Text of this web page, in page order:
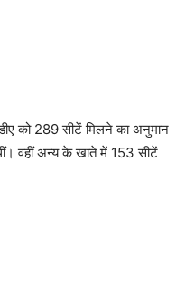
को 289 सीटें मिलने का अनुमान
वहीं अन्य के खाते में 153 सीटें